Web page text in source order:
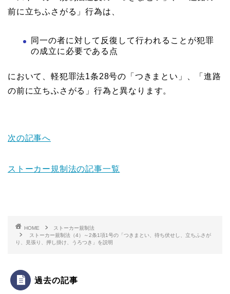
前に立ちふさがる」行為は、
同一の者に対して反復して行われることが犯罪
の成立に必要である点
において、軽犯罪法1条28号の「つきまとい」、「進路
の前に立ちふさがる」行為と異なります。
次の記事へ
ストーカー規制法の記事一覧
HOME
ストーカー規制法
ストーカー規制法（4）～2条1項1号の「つきまとい、待ち伏せし、立ちふさが
り、見張り、押し掛け、うろつき」を説明
過去の記事